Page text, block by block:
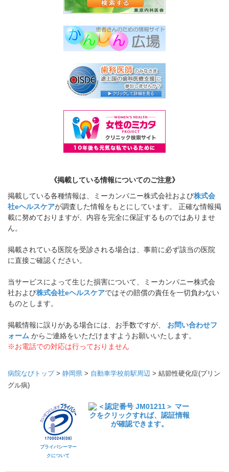
《掲載している情報についてのご注意》
掲載している各種情報は、ミーカンパニー株式会社および株式会
社eヘルスケアが調査した情報をもとにしています。 正確な情報掲
載に努めておりますが、内容を完全に保証するものではありませ
ん。
掲載されている医院を受診される場合は、事前に必ず該当の医院
に直接ご確認ください。
当サービスによって生じた損害について、ミーカンパニー株式会
社および株式会社eヘルスケアではその賠償の責任を一切負わない
ものとします。
掲載情報に誤りがある場合には、お手数ですが、 お問い合わせフ
ォーム からご連絡をいただけますようお願いいたします。
※お電話での対応は行っておりません
病院なびトップ> 静岡県 > 自動車学校前駅周辺 > 結節性硬化症(プリン
グル病)
プライバシーマー
クについて